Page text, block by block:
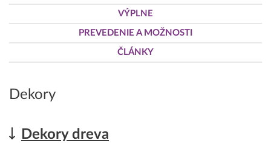
VÝPLNE
PREVEDENIE A MOŽNOSTI
ČLÁNKY
Dekory
Dekory dreva